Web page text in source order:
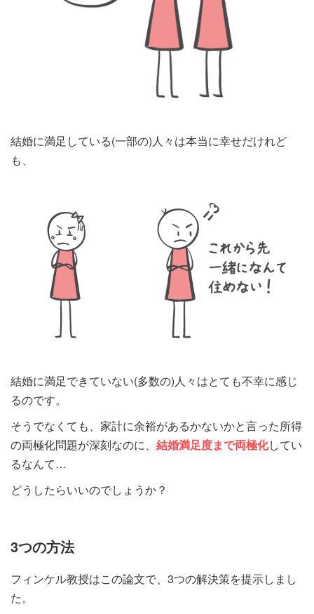
結婚に満足している(一部の)人々は本当に幸せだけれど
も、
結婚に満足できていない(多数の)人々はとても不幸に感じ
るのです。
そうでなくても、家計に余裕があるかないかと言った所得
の両極化問題が深刻なのに、 結婚満足度まで両極化してい
るなんて…
どうしたらいいのでしょうか？
3つの方法
フィンケル教授はこの論文で、3つの解決策を提示しまし
た。